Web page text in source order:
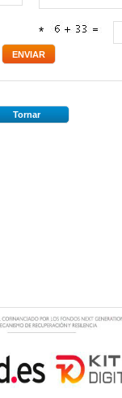
*
Tornar